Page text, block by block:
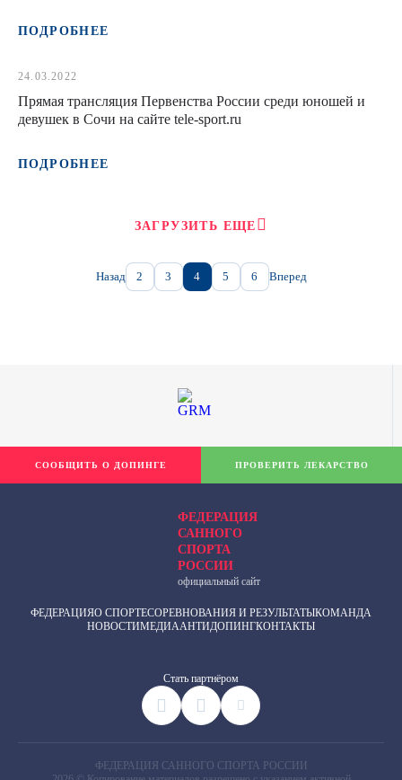
ПОДРОБНЕЕ
24.03.2022
Прямая трансляция Первенства России среди юношей и
девушек в Сочи на сайте tele-sport.ru
ПОДРОБНЕЕ
ЗАГРУЗИТЬ ЕЩЕ
Назад 2 3 4 5 6 Вперед
ФЕДЕРАЦИЯ
САННОГО
СПОРТА
РОССИИ
официальный сайт
ФЕДЕРАЦИЯО СПОРТЕСОРЕВНОВАНИЯ И РЕЗУЛЬТАТЫКОМАНДА
НОВОСТИМЕДИААНТИДОПИНГКОНТАКТЫ
Cтать партнёром
СООБЩИТЬ О ДОПИНГЕ ПРОВЕРИТЬ ЛЕКАРСТВО
ФЕДЕРАЦИЯ САННОГО СПОРТА РОССИИ